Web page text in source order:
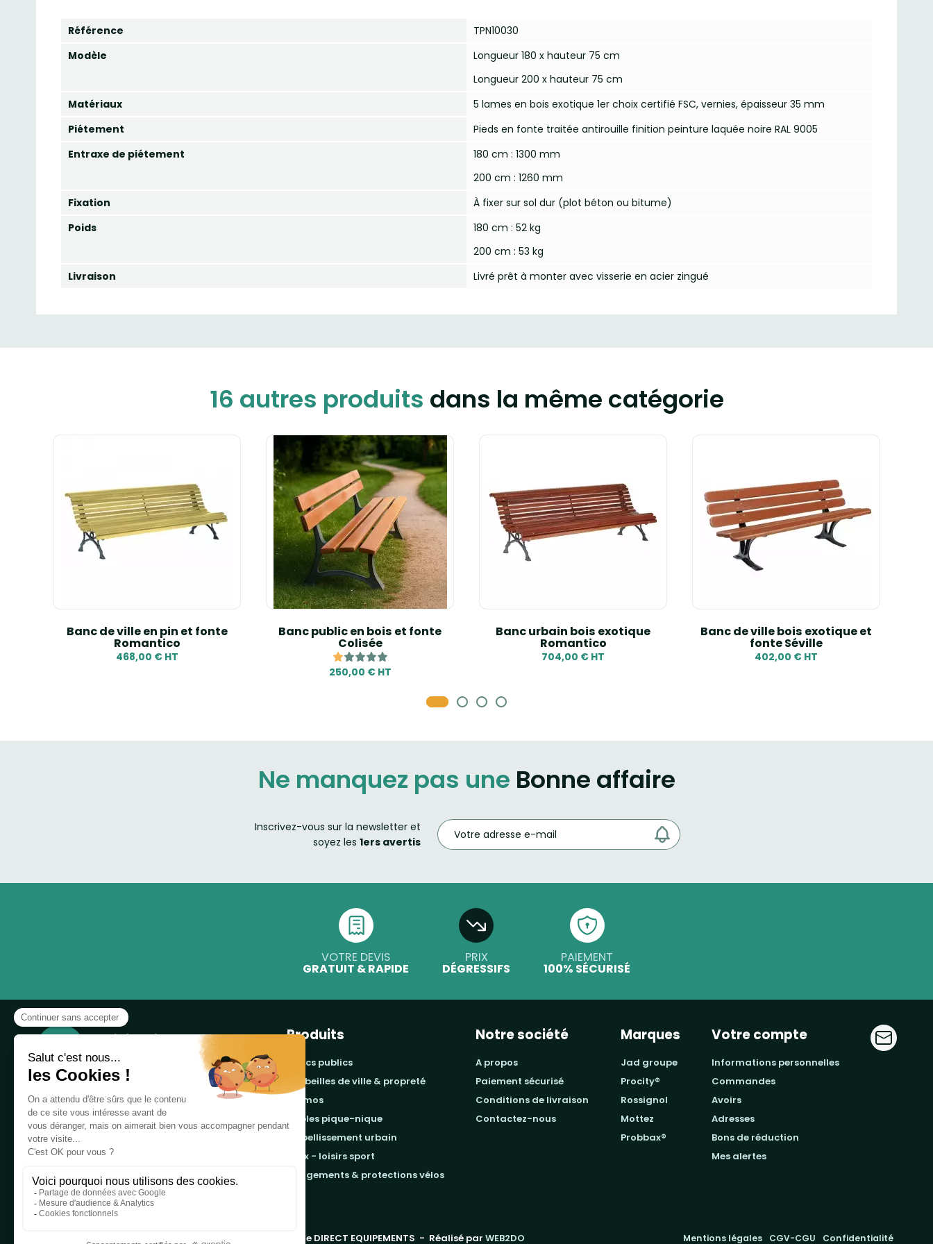
Référence
TPN10030
Modèle
Longueur 180 x hauteur 75 cm
Longueur 200 x hauteur 75 cm
Matériaux
5 lames en bois exotique 1er choix certifié FSC, vernies, épaisseur 35 mm
Piétement
Pieds en fonte traitée antirouille finition peinture laquée noire RAL 9005
Entraxe de piétement
180 cm : 1300 mm
200 cm : 1260 mm
Fixation
À fixer sur sol dur (plot béton ou bitume)
Poids
180 cm : 52 kg
200 cm : 53 kg
Livraison
Livré prêt à monter avec visserie en acier zingué
16 autres produits dans la même catégorie
Banc de ville en pin et fonte
Romantico
468,00 € HT
Banc public en bois et fonte
Colisée
250,00 € HT
Banc urbain bois exotique
Romantico
704,00 € HT
Banc de ville bois exotique et
fonte Séville
402,00 € HT
Ne manquez pas une Bonne affaire
Inscrivez-vous sur la newsletter et
soyez les 1ers avertis
VOTRE DEVIS
GRATUIT & RAPIDE
PRIX
DÉGRESSIFS
PAIEMENT
100% SÉCURISÉ
Notre boutique, spécialisée dans la vente de
table de pique-nique et de plein air, est
principalement adressée aux collectvités, aux
entreprises privées et publiques et au
associations.
Infos et contact au 04 86 84 05 81
Produits
bancs publics
corbeilles de ville & propreté
promos
tables pique-nique
embellissement urbain
jeux - loisirs sport
rangements & protections vélos
Notre société
a propos
paiement sécurisé
conditions de livraison
contactez-nous
Marques
jad groupe
procity®
rossignol
mottez
probbax®
Votre compte
informations personnelles
commandes
avoirs
adresses
bons de réduction
mes alertes
Table de Pique-nique une marque DIRECT EQUIPEMENTS - Réalisé par WEB2DO Mentions légales CGV-CGU Confidentialité